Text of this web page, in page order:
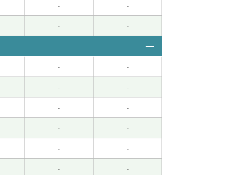
- -
- -
- -
- -
- -
- -
- -
- -